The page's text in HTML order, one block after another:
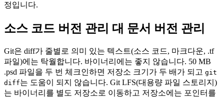
정입니다.
소스 코드 버전 관리 대 문서 버전 관리
Git은 diff가 줄별로 의미 있는 텍스트(소스 코드, 마크다운, .tf
파일)에는 탁월합니다. 바이너리에는 좋지 않습니다. 50 MB
.psd 파일을 두 번 체크인하면 저장소 크기가 두 배가 되고 git
diff는 도움이 되지 않습니다. Git LFS(대용량 파일 스토리지)
는 바이너리를 별도 저장소로 이동하고 저장소에는 포인터를